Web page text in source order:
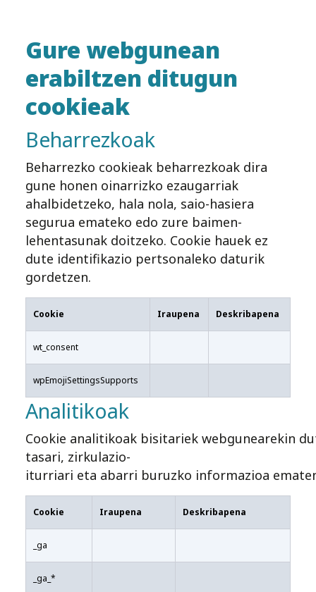
Gure webgunean
erabiltzen ditugun
cookieak
Beharrezkoak
Beharrezko cookieak beharrezkoak dira
gune honen oinarrizko ezaugarriak
ahalbidetzeko, hala nola, saio-hasiera
segurua emateko edo zure baimen-
lehentasunak doitzeko. Cookie hauek ez
dute identifikazio pertsonaleko daturik
gordetzen.
Cookie Iraupena Deskribapena
wt_consent
wpEmojiSettingsSupports
Analitikoak
Cookie analitikoak bisitariek webgunearekin
tasari, zirkulazio-
iturriari eta abarri buruzko informazioa
Cookie Iraupena Deskribapena
_ga
_ga_*